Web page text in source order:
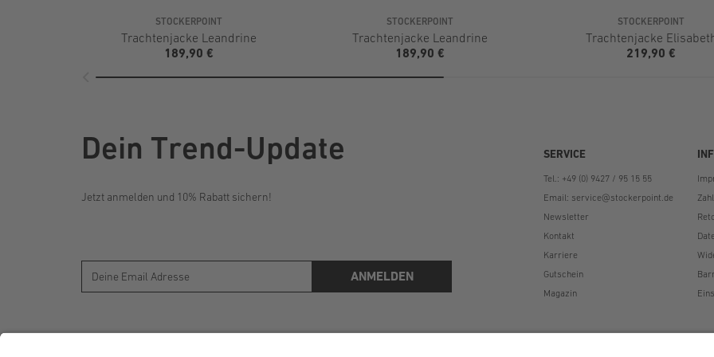
STOCKERPOINT
Trachtenjacke Leandrine
189,90 €
STOCKERPOINT
Trachtenjacke Leandrine
189,90 €
STOCKERPOINT
Trachtenjacke
219,90 €
Dein Trend-Update
Jetzt anmelden und 10% Rabatt sichern!
ANMELDEN
SERVICE
Tel.: +49 (0) 9427 / 95 15 55
Email: service@stockerpoint.de
Newsletter
Kontakt
Karriere
Gutschein
Magazin